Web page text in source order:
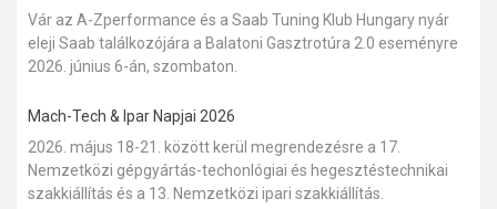
Vár az A-Zperformance és a Saab Tuning Klub Hungary nyár
eleji Saab találkozójára a Balatoni Gasztrotúra 2.0 eseményre
2026. június 6-án, szombaton.
Mach-Tech & Ipar Napjai 2026
2026. május 18-21. között kerül megrendezésre a 17.
Nemzetközi gépgyártás-techonlógiai és hegesztéstechnikai
szakkiállítás és a 13. Nemzetközi ipari szakkiállítás.